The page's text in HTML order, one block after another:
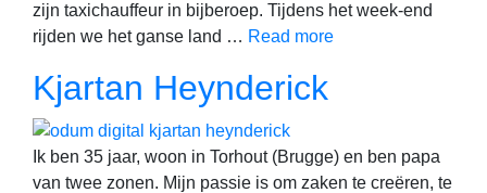
zijn taxichauffeur in bijberoep. Tijdens het week-end
rijden we het ganse land … Read more
Kjartan Heynderick
Ik ben 35 jaar, woon in Torhout (Brugge) en ben papa
van twee zonen. Mijn passie is om zaken te creëren, te